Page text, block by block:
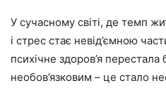
У сучасному світі, де темп
і стрес стає невід’ємною
психічне здоров’я
необов’язковим – це стало